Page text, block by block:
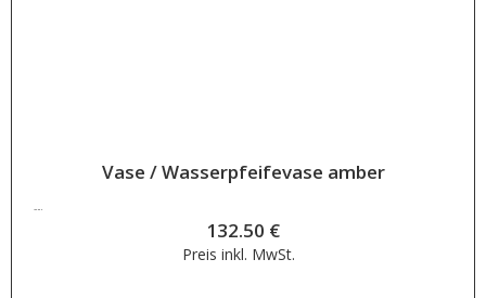
Vase / Wasserpfeifevase amber
132.50 €
132.50 €
Preis inkl. MwSt.